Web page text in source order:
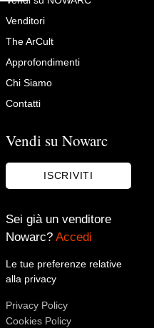
Info su
primi ‘900
S.r.l.
privacy policy*.
Venditori
The ArCult
Approfondimenti
Chi Siamo
Contatti
Vendi su Nowarc
ISCRIVITI
Sei già un venditore
Nowarc? Accedi
Le tue preferenze relative
alla privacy
Privacy Policy
Cookies Policy